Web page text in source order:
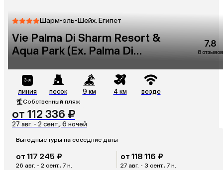
Шарм-эль-Шейх, Египет
Vie Palma Di Sharm Resort &
Aqua Park (Ex. Palma Di
7.8
8 отзывов
линия песок 9 км 4 км везде
Собственный пляж
от 112 336 ₽
27 авг. - 2 сент., 6 ночей
Выгодные туры на соседние даты
от 117 245 ₽
26 авг. - 2 сент., 7 н.
от 118 116 ₽
27 авг. - 3 сент., 7 н.